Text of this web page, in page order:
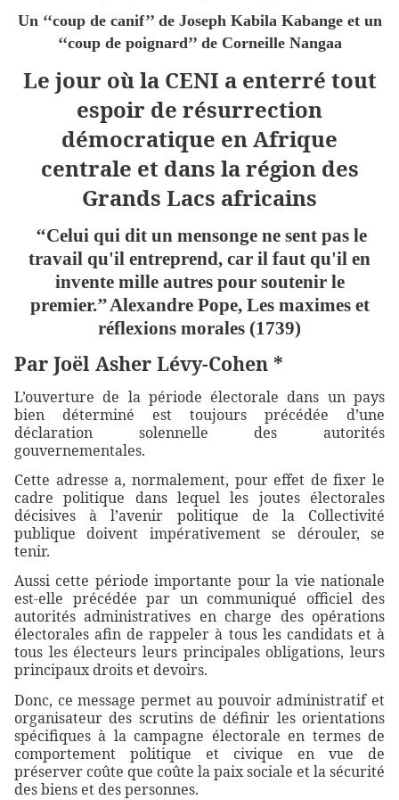
Un ‘‘coup de canif’’ de Joseph Kabila Kabange et un
‘‘coup de poignard’’ de Corneille Nangaa
Le jour où la CENI a enterré tout
espoir de résurrection
démocratique en Afrique
centrale et dans la région des
Grands Lacs africains
‘‘Celui qui dit un mensonge ne sent pas le
travail qu'il entreprend, car il faut qu'il en
invente mille autres pour soutenir le
premier.’’ Alexandre Pope, Les maximes et
réflexions morales (1739)
Par Joël Asher Lévy-Cohen *
L’ouverture de la période électorale dans un pays
bien déterminé est toujours précédée d’une
déclaration solennelle des autorités
gouvernementales.
Cette adresse a, normalement, pour effet de fixer le
cadre politique dans lequel les joutes électorales
décisives à l’avenir politique de la Collectivité
publique doivent impérativement se dérouler, se
tenir.
Aussi cette période importante pour la vie nationale
est-elle précédée par un communiqué officiel des
autorités administratives en charge des opérations
électorales afin de rappeler à tous les candidats et à
tous les électeurs leurs principales obligations, leurs
principaux droits et devoirs.
Donc, ce message permet au pouvoir administratif et
organisateur des scrutins de définir les orientations
spécifiques à la campagne électorale en termes de
comportement politique et civique en vue de
préserver coûte que coûte la paix sociale et la sécurité
des biens et des personnes.